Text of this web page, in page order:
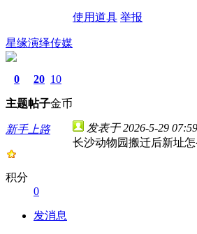
使用道具 举报
星缘演绎传媒
0
主题
20
帖子
10
金币
新手上路
积分
0
发消息
发表于 2026-5-29
长沙动物园搬迁后新址